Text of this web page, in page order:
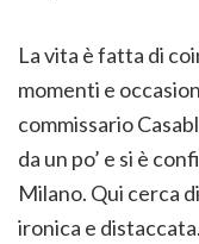
La vita è fatta di
momenti e
commissario
da un po’ e si è
Milano. Qui cerca
ironica e